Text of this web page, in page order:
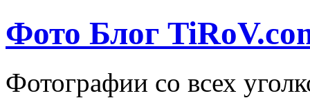
Фото Блог
Фотографии со всех